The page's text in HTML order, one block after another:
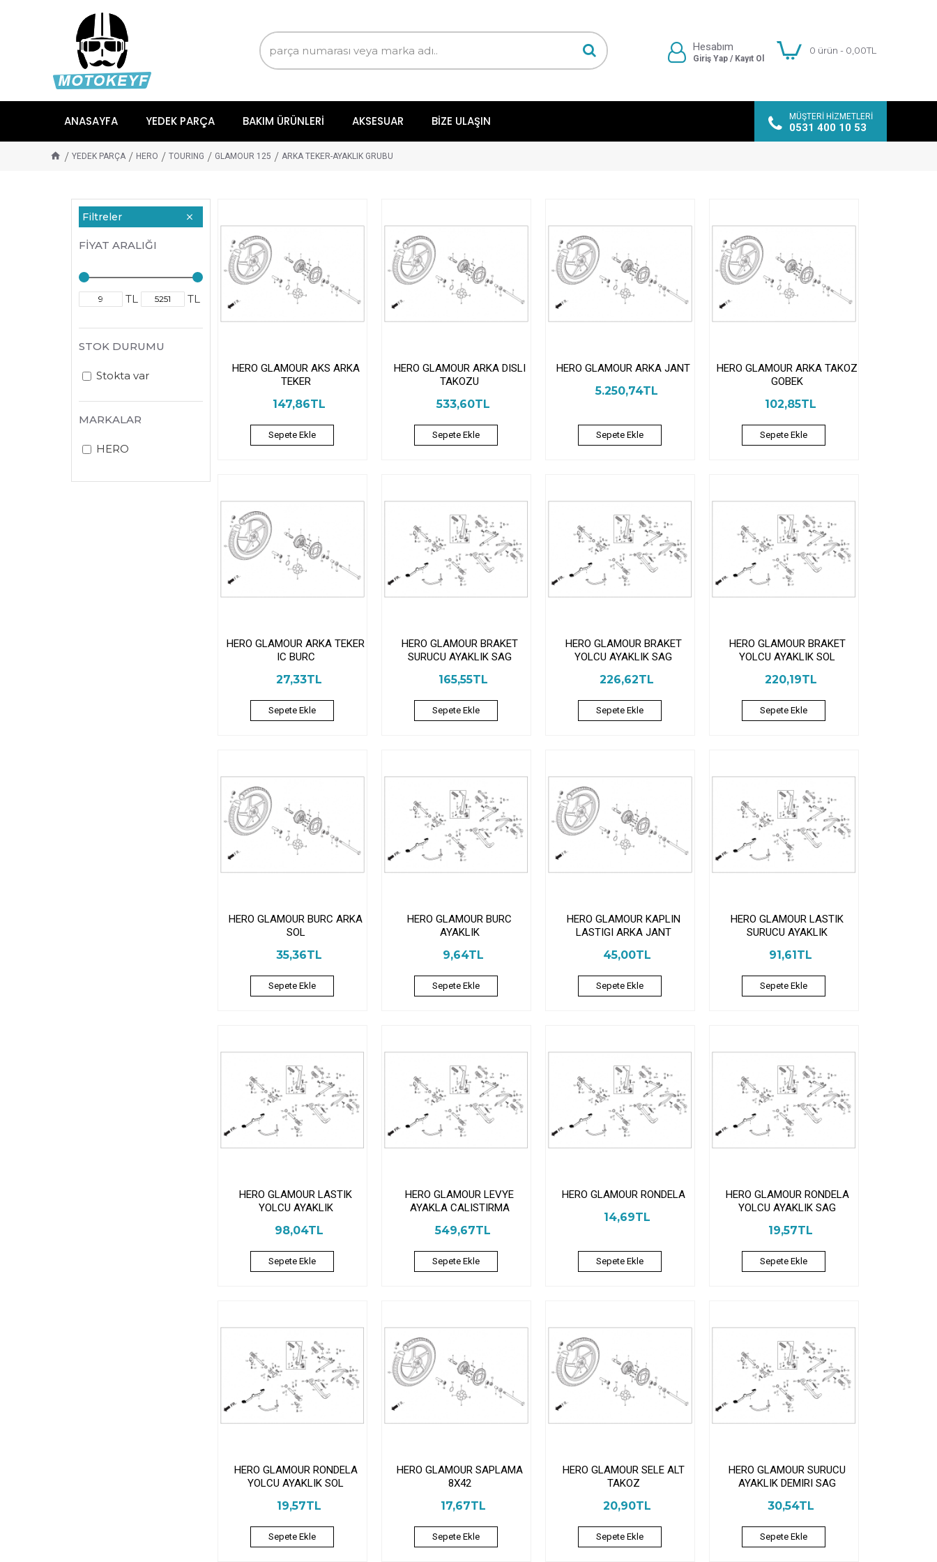
Hesabım
Giriş Yap / Kayıt Ol
0 ürün - 0,00TL
ANASAYFA YEDEK PARÇA BAKIM ÜRÜNLERI AKSESUAR BIZE ULAŞIN MÜŞTERI HIZMETLERI
0531 400 10 53
YEDEK PARÇA HERO TOURING GLAMOUR 125 ARKA TEKER-AYAKLIK GRUBU
Filtreler
FIYAT ARALIĞI
TL TL
MARKALAR
HERO
STOK DURUMU
Stokta var
HERO GLAMOUR AKS ARKA
TEKER
147,86TL
Sepete Ekle
HERO GLAMOUR ARKA DISLI
TAKOZU
533,60TL
Sepete Ekle
HERO GLAMOUR ARKA JANT
5.250,74TL
Sepete Ekle
HERO GLAMOUR ARKA TAKOZ
GOBEK
102,85TL
Sepete Ekle
HERO GLAMOUR ARKA TEKER
IC BURC
27,33TL
Sepete Ekle
HERO GLAMOUR BRAKET
SURUCU AYAKLIK SAG
165,55TL
Sepete Ekle
HERO GLAMOUR BRAKET
YOLCU AYAKLIK SAG
226,62TL
Sepete Ekle
HERO GLAMOUR BRAKET
YOLCU AYAKLIK SOL
220,19TL
Sepete Ekle
HERO GLAMOUR BURC ARKA
SOL
35,36TL
Sepete Ekle
HERO GLAMOUR BURC
AYAKLIK
9,64TL
Sepete Ekle
HERO GLAMOUR KAPLIN
LASTIGI ARKA JANT
45,00TL
Sepete Ekle
HERO GLAMOUR LASTIK
SURUCU AYAKLIK
91,61TL
Sepete Ekle
HERO GLAMOUR LASTIK
YOLCU AYAKLIK
98,04TL
Sepete Ekle
HERO GLAMOUR LEVYE
AYAKLA CALISTIRMA
549,67TL
Sepete Ekle
HERO GLAMOUR RONDELA
14,69TL
Sepete Ekle
HERO GLAMOUR RONDELA
YOLCU AYAKLIK SAG
19,57TL
Sepete Ekle
HERO GLAMOUR RONDELA
YOLCU AYAKLIK SOL
19,57TL
Sepete Ekle
HERO GLAMOUR SAPLAMA
8X42
17,67TL
Sepete Ekle
HERO GLAMOUR SELE ALT
TAKOZ
20,90TL
Sepete Ekle
HERO GLAMOUR SURUCU
AYAKLIK DEMIRI SAG
30,54TL
Sepete Ekle